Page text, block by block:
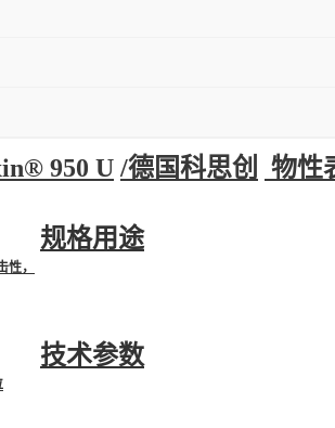
950 U /德国科思创 物性
规格用途
，
技术参数